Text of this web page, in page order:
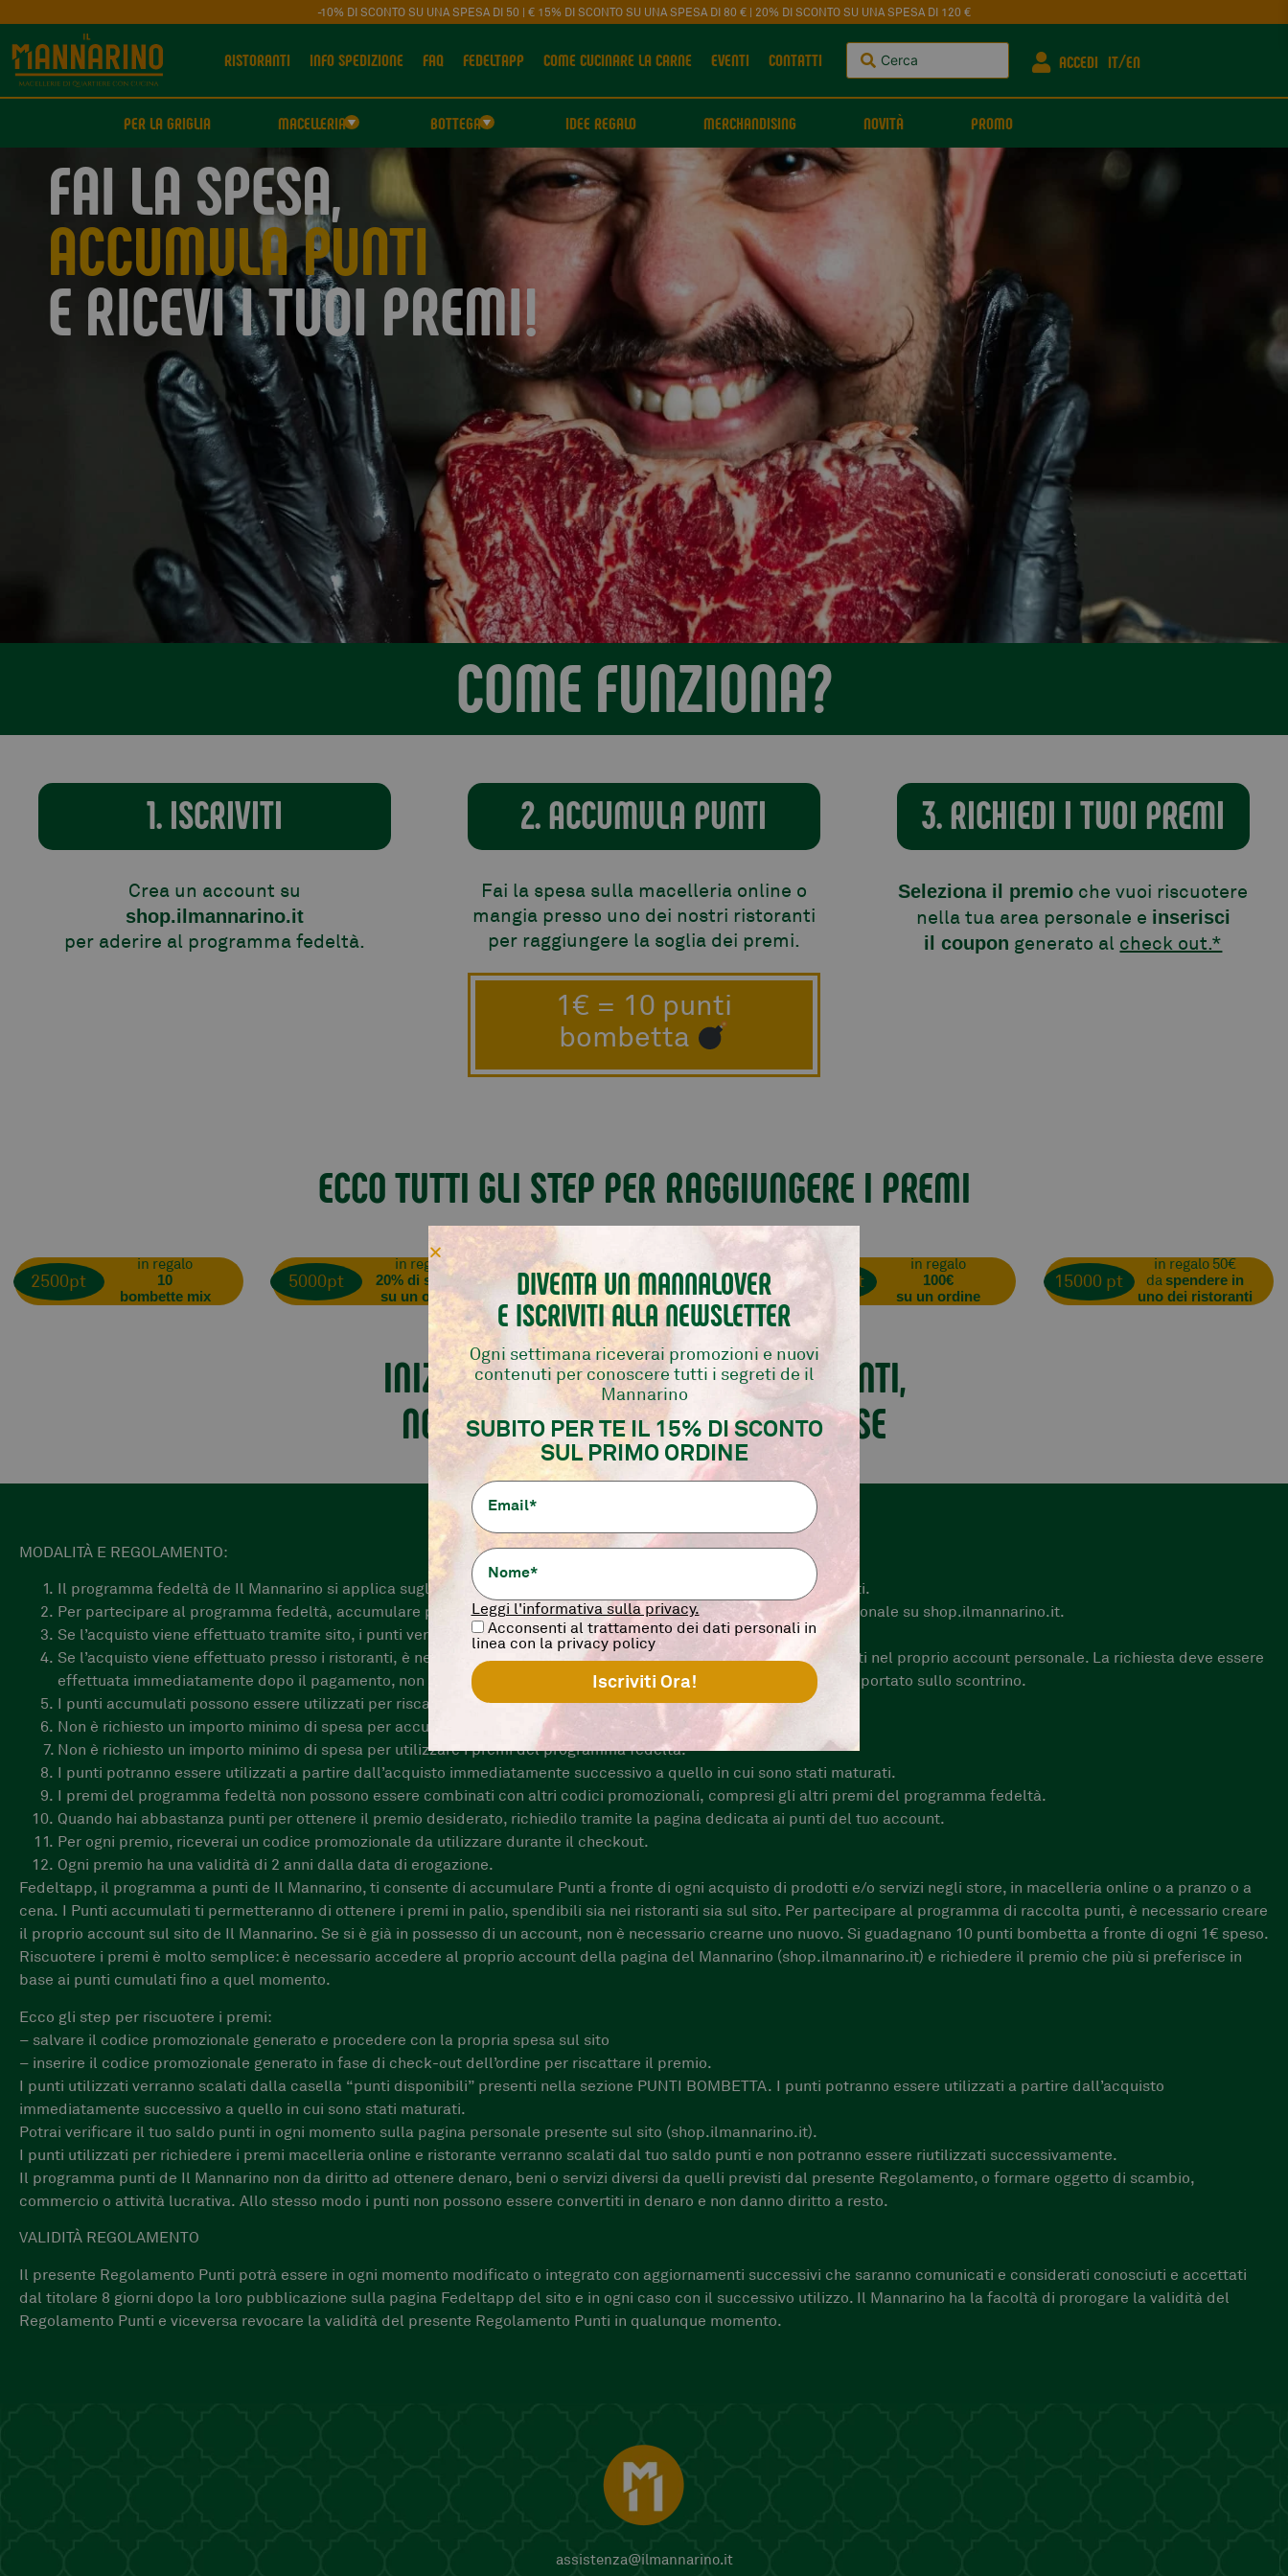
-10% DI SCONTO SU UNA SPESA DI 50 | € 15% DI SCONTO SU UNA SPESA DI 80 € | 20% DI SCONTO SU UNA SPESA DI 120 €
RISTORANTI INFO SPEDIZIONE FAQ FEDELTAPP COME CUCINARE LA CARNE EVENTI CONTATTI ACCEDI IT EN
PER LA GRIGLIA MACELLERIA BOTTEGA IDEE REGALO MERCHANDISING NOVITÀ PROMO
FAI LA SPESA,
ACCUMULA PUNTI
E RICEVI I TUOI PREMI!
COME FUNZIONA?
1. ISCRIVITI
Crea un account su
shop.ilmannarino.it
per aderire al programma fedeltà.
2. ACCUMULA PUNTI
Fai la spesa sulla macelleria online o
mangia presso uno dei nostri ristoranti
per raggiungere la soglia dei premi.
1€ = 10 punti
bombetta
3. RICHIEDI I TUOI PREMI
Seleziona il premio che vuoi riscuotere
nella tua area personale e inserisci
il coupon generato al check out.*
ECCO TUTTI GLI STEP PER RAGGIUNGERE I PREMI
2500pt
in regalo
10
bombette mix
5000pt
in regalo
20% di sconto
su un ordine
10000pt
50€
su un ordine
15000pt
in regalo
100€
su un ordine
15000 pt
in regalo 50€
daspendere in
uno dei ristoranti
INIZIA SUBITO A RACCOGLIERE I PUNTI,
NON PERDERTI LE MANNASORPRESE
MODALITÀ E REGOLAMENTO:
Il programma fedeltà de Il Mannarino si applica sugli acquisti effettuati su shop.ilmannarino.it e presso i ristoranti.
Per partecipare al programma fedeltà, accumulare punti e richiedere premi, è necessario creare un account personale su shop.ilmannarino.it.
Se l’acquisto viene effettuato tramite sito, i punti vengono automaticamente aggiunti all’account.
Se l’acquisto viene effettuato presso i ristoranti, è necessario chiedere alla cassa di caricare i punti corrispondenti nel proprio account personale. La richiesta deve essere
effettuata immediatamente dopo il pagamento, non è consentito richiederlo in un momento successivo a quello riportato sullo scontrino.
I punti accumulati possono essere utilizzati per riscattare sia i premi macelleria online sia il premio ristorante.
Non è richiesto un importo minimo di spesa per accumulare punti.
Non è richiesto un importo minimo di spesa per utilizzare i premi del programma fedeltà.
I punti potranno essere utilizzati a partire dall’acquisto immediatamente successivo a quello in cui sono stati maturati.
I premi del programma fedeltà non possono essere combinati con altri codici promozionali, compresi gli altri premi del programma fedeltà.
Quando hai abbastanza punti per ottenere il premio desiderato, richiedilo tramite la pagina dedicata ai punti del tuo account.
Per ogni premio, riceverai un codice promozionale da utilizzare durante il checkout.
Ogni premio ha una validità di 2 anni dalla data di erogazione.
Fedeltapp, il programma a punti de Il Mannarino, ti consente di accumulare Punti a fronte di ogni acquisto di prodotti e/o servizi negli store, in macelleria online o a pranzo o a
cena. I Punti accumulati ti permetteranno di ottenere i premi in palio, spendibili sia nei ristoranti sia sul sito. Per partecipare al programma di raccolta punti, è necessario creare
il proprio account sul sito de Il Mannarino. Se si è già in possesso di un account, non è necessario crearne uno nuovo. Si guadagnano 10 punti bombetta a fronte di ogni 1€ speso.
Riscuotere i premi è molto semplice: è necessario accedere al proprio account della pagina del Mannarino (shop.ilmannarino.it) e richiedere il premio che più si preferisce in
base ai punti cumulati fino a quel momento.
Ecco gli step per riscuotere i premi:
– salvare il codice promozionale generato e procedere con la propria spesa sul sito
– inserire il codice promozionale generato in fase di check-out dell’ordine per riscattare il premio.
I punti utilizzati verranno scalati dalla casella “punti disponibili” presenti nella sezione PUNTI BOMBETTA. I punti potranno essere utilizzati a partire dall’acquisto
immediatamente successivo a quello in cui sono stati maturati.
Potrai verificare il tuo saldo punti in ogni momento sulla pagina personale presente sul sito (shop.ilmannarino.it).
I punti utilizzati per richiedere i premi macelleria online e ristorante verranno scalati dal tuo saldo punti e non potranno essere riutilizzati successivamente.
Il programma punti de Il Mannarino non da diritto ad ottenere denaro, beni o servizi diversi da quelli previsti dal presente Regolamento, o formare oggetto di scambio,
commercio o attività lucrativa. Allo stesso modo i punti non possono essere convertiti in denaro e non danno diritto a resto.
VALIDITÀ REGOLAMENTO
Il presente Regolamento Punti potrà essere in ogni momento modificato o integrato con aggiornamenti successivi che saranno comunicati e considerati conosciuti e accettati
dal titolare 8 giorni dopo la loro pubblicazione sulla pagina Fedeltapp del sito e in ogni caso con il successivo utilizzo. Il Mannarino ha la facoltà di prorogare la validità del
Regolamento Punti e viceversa revocare la validità del presente Regolamento Punti in qualunque momento.
assistenza@ilmannarino.it
DIVENTA UN MANNALOVER
E ISCRIVITI ALLA NEWSLETTER
Ogni settimana riceverai promozioni e nuovi
contenuti per conoscere tutti i segreti de il
Mannarino
SUBITO PER TE IL 15% DI SCONTO
SUL PRIMO ORDINE
Leggi l'informativa sulla privacy.
Acconsenti al trattamento dei dati personali in
linea con la privacy policy